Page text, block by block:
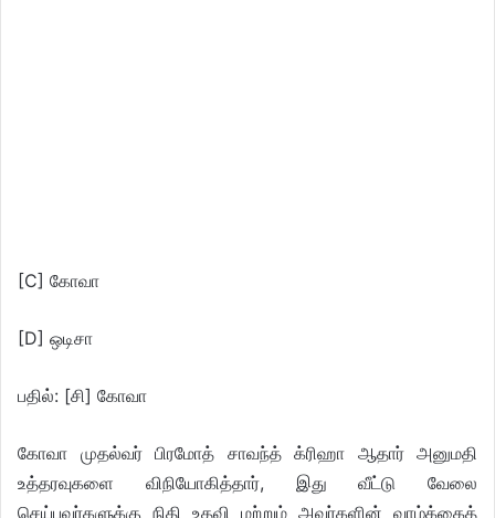
[C] கோவா
[D] ஒடிசா
பதில்: [சி] கோவா
கோவா முதல்வர் பிரமோத் சாவந்த் க்ரிஹா ஆதார் அனுமதி
உத்தரவுகளை விநியோகித்தார், இது வீட்டு வேலை
செய்பவர்களுக்கு நிதி உதவி மற்றும் அவர்களின் வாழ்க்கைத்